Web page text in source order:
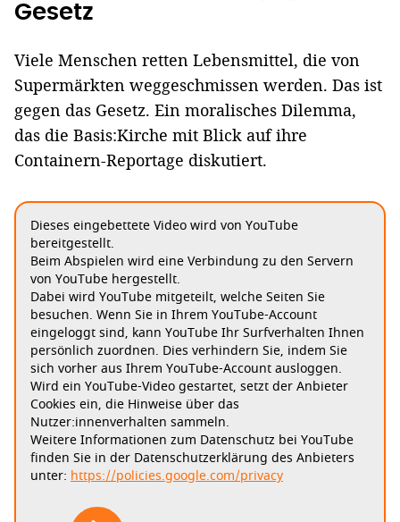
Gesetz
Viele Menschen retten Lebensmittel, die von
Supermärkten weggeschmissen werden. Das ist
gegen das Gesetz. Ein moralisches Dilemma,
das die Basis:Kirche mit Blick auf ihre
Containern-Reportage diskutiert.
Dieses eingebettete Video wird von YouTube
bereitgestellt.
Beim Abspielen wird eine Verbindung zu den Servern
von YouTube hergestellt.
Dabei wird YouTube mitgeteilt, welche Seiten Sie
besuchen. Wenn Sie in Ihrem YouTube-Account
eingeloggt sind, kann YouTube Ihr Surfverhalten Ihnen
persönlich zuordnen. Dies verhindern Sie, indem Sie
sich vorher aus Ihrem YouTube-Account ausloggen.
Wird ein YouTube-Video gestartet, setzt der Anbieter
Cookies ein, die Hinweise über das
Nutzer:innenverhalten sammeln.
Weitere Informationen zum Datenschutz bei YouTube
finden Sie in der Datenschutzerklärung des Anbieters
unter: https://policies.google.com/privacy